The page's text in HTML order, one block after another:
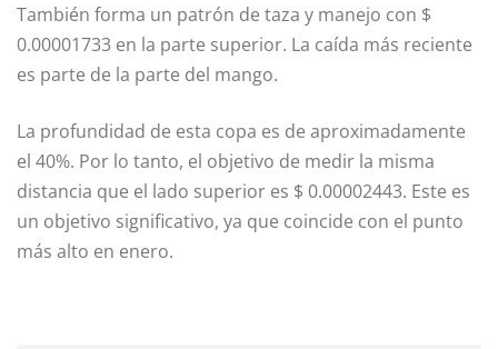
También forma un patrón de taza y manejo con $
0.00001733 en la parte superior. La caída más reciente
es parte de la parte del mango.
La profundidad de esta copa es de aproximadamente
el 40%. Por lo tanto, el objetivo de medir la misma
distancia que el lado superior es $ 0.00002443. Este es
un objetivo significativo, ya que coincide con el punto
más alto en enero.